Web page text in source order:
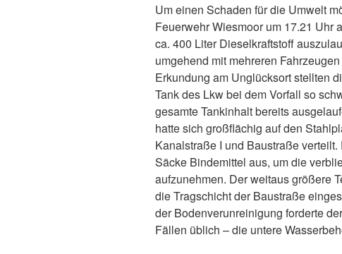
Um einen Schaden für die Umwelt
Feuerwehr Wiesmoor um 17.21 Uhr
ca. 400 Liter Dieselkraftstoff
umgehend mit mehreren
Erkundung am Unglücksort stellten
Tank des Lkw bei dem Vorfall so
gesamte Tankinhalt bereits
hatte sich großflächig auf den
Kanalstraße I und Baustraße
Säcke Bindemittel aus, um die
aufzunehmen. Der weitaus größere
die Tragschicht der Baustraße
der Bodenverunreinigung forderte
Fällen üblich – die untere